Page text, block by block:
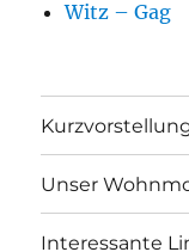
Witz – Gag
Unser
Interessante